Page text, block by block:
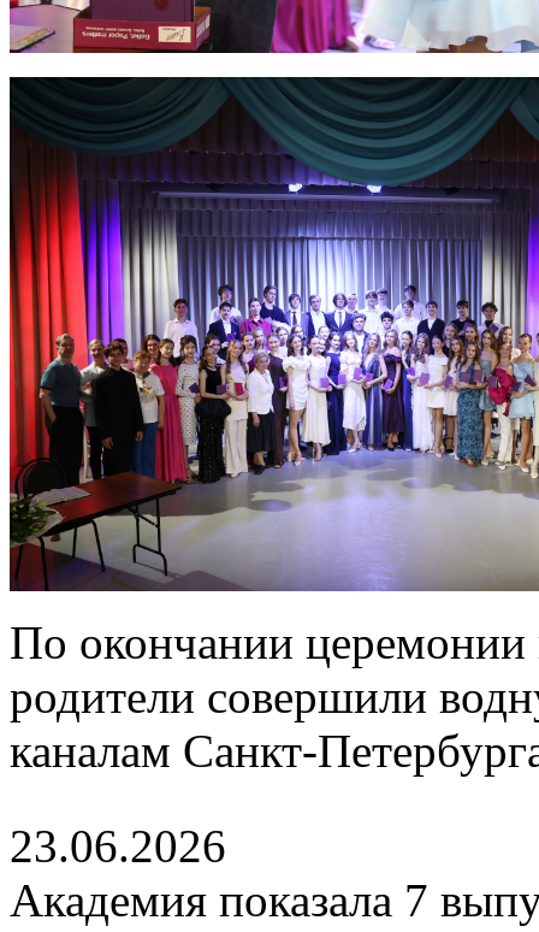
По окончании церемонии
родители совершили
каналам Санкт-
23.06.2026
Академия показала 7